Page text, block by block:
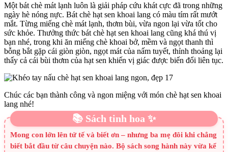
Một bát chè mát lạnh luôn là giải pháp cứu khát cực đã trong những
ngày hè nóng nực. Bát chè hạt sen khoai lang có màu tím rất mướt
mắt. Từng miếng chè mát lạnh, thơm bùi, vừa ngon lại vừa tốt cho
sức khỏe. Thưởng thức bát chè hạt sen khoai lang cũng khá thú vị
bạn nhé, trong khi ăn miếng chè khoai bở, mềm và ngọt thanh thì
bỗng bắt gặp cái giòn giòn, ngọt mát của nấm tuyết, thỉnh thoảng lại
thấy cả cái bùi thơm của hạt sen khiến vị giác được biến đổi liên tục.
Chúc các bạn thành công và ngon miệng với món chè hạt sen khoai
lang nhé!
📚 Sách tinh hoa ✨
Mong con lớn lên tử tế và biết ơn – nhưng ba mẹ đôi khi chẳng
biết bắt đầu từ câu chuyện nào. Bộ sách song hành này vừa kể